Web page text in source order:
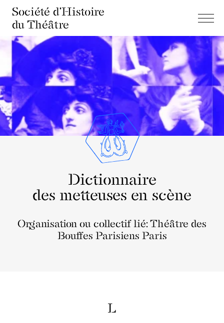
Société d'Histoire
du Théâtre
Dictionnaire
des metteuses en scène
Organisation ou collectif lié: Théâtre des
Bouffes Parisiens Paris
L